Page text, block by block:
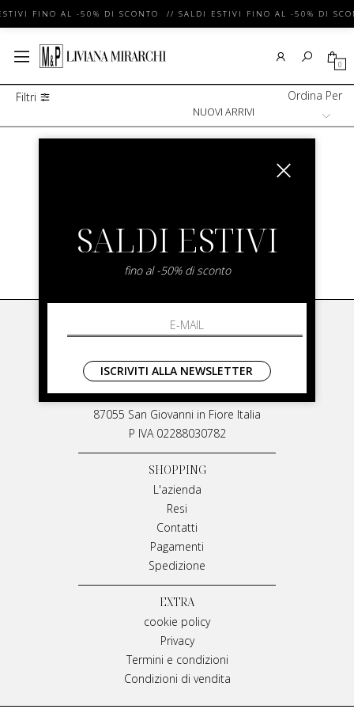
FINO AL -50% DI SCONTO // SALDI ESTIVI FINO AL -50% DI
0
Filtri Ordina Per
SHOW ITEMS1to 0of0total
LIVIANA MIRARCHI
M & P Srl
Via G. Matteotti, 91
87055 San Giovanni in Fiore Italia
P IVA 02288030782
SHOPPING
L'azienda
Resi
Contatti
Pagamenti
Spedizione
EXTRA
cookie policy
Privacy
Termini e condizioni
Condizioni di vendita
SALDI ESTIVI
fino al -50% di sconto
ISCRIVITI ALLA NEWSLETTER